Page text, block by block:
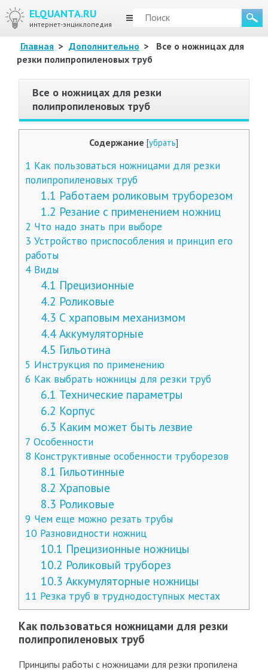
ELQUANTA.RU
интернет-энциклопедия
МЕНЮ
Главная > Дополнительно >
Все о ножницах для
резки полипропиленовых труб
Все о ножницах для резки
полипропиленовых труб
Содержание [убрать]
1 Как пользоваться ножницами для резки
полипропиленовых труб
1.1 Работаем роликовым труборезом
1.2 Резание с применением ножниц
2 Что надо знать при выборе
3 Устройство приспособления и принцип его
работы
4Виды
4.1 Прецизионные
4.2 Роликовые
4.3 С храповым механизмом
4.4 Аккумуляторные
4.5 Гильотина
5 Инструкция по применению
6 Как выбрать ножницы для резки труб
6.1 Технические параметры
6.2 Корпус
6.3 Каким может быть лезвие
7 Особенности
8 Конструктивные особенности труборезов
8.1 Гильотинные
8.2 Храповые
8.3 Роликовые
9 Чем еще можно резать трубы
10Разновидности ножниц
10.1 Прецизионные ножницы
10.2 Роликовый труборез
10.3 Аккумуляторные ножницы
11 Резка труб в труднодоступных местах
Как пользоваться ножницами для резки
полипропиленовых труб
Принципы работы с ножницами для резки пропилена